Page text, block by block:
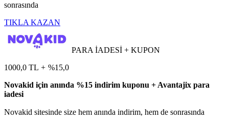
sonrasında
TIKLA KAZAN
PARA İADESİ + KUPON
1000,0 TL + %15,0
Novakid için anında %15 indirim kuponu + Avantajix para
iadesi
Novakid sitesinde size hem anında indirim, hem de sonrasında